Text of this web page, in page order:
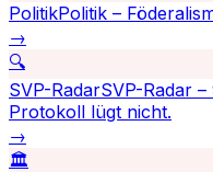
PolitikPolitik –
→
🔍
SVP-RadarSVP-Radar
Protokoll lügt nicht.
→
🏛️